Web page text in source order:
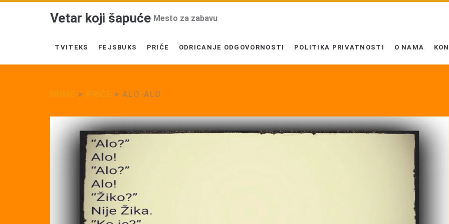
Vetar koji šapuće Mesto za zabavu
TVITEKS FEJSBUKS PRIČE ODRICANJE ODGOVORNOSTI POLITIKA PRIVATNOSTI O NAMA
> > ALO-ALO